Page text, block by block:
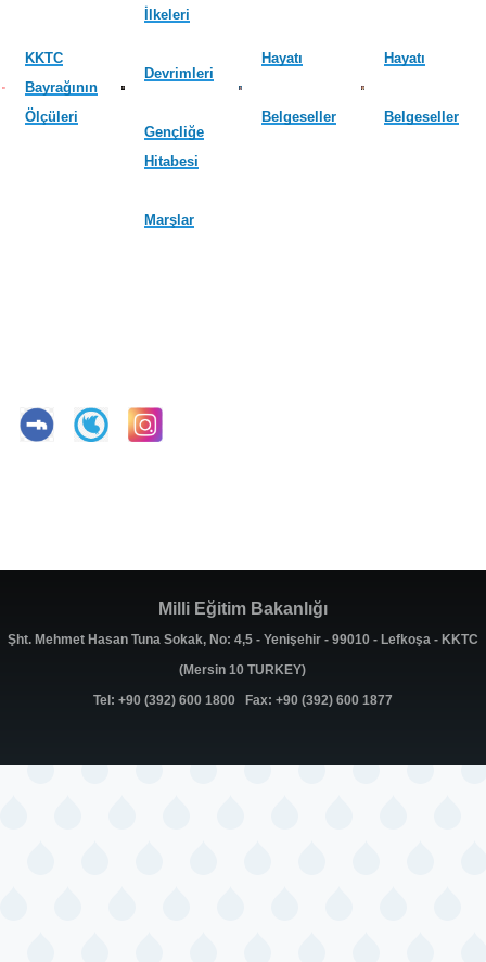
KKTC
Bayrağının
Ölçüleri
İlkeleri
Devrimleri
Gençliğe
Hitabesi
Marşlar
Hayatı
Belgeseller
Hayatı
Belgeseller
Milli Eğitim Bakanlığı
Şht. Mehmet Hasan Tuna Sokak, No: 4,5 - Yenişehir - 99010 - Lefkoşa - KKTC
(Mersin 10 TURKEY)
Tel: +90 (392) 600 1800 Fax: +90 (392) 600 1877